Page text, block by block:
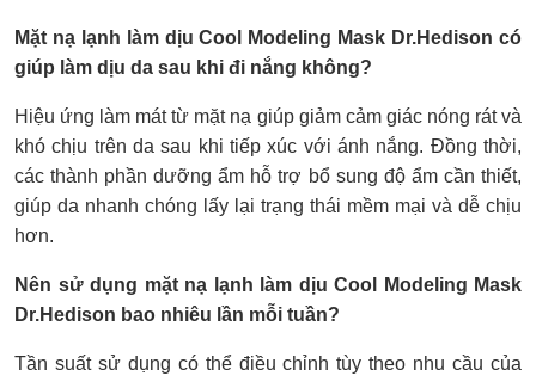
Mặt nạ lạnh làm dịu Cool Modeling Mask Dr.Hedison có
giúp làm dịu da sau khi đi nắng không?
Hiệu ứng làm mát từ mặt nạ giúp giảm cảm giác nóng rát và
khó chịu trên da sau khi tiếp xúc với ánh nắng. Đồng thời,
các thành phần dưỡng ẩm hỗ trợ bổ sung độ ẩm cần thiết,
giúp da nhanh chóng lấy lại trạng thái mềm mại và dễ chịu
hơn.
Nên sử dụng mặt nạ lạnh làm dịu Cool Modeling Mask
Dr.Hedison bao nhiêu lần mỗi tuần?
Tần suất sử dụng có thể điều chỉnh tùy theo nhu cầu của